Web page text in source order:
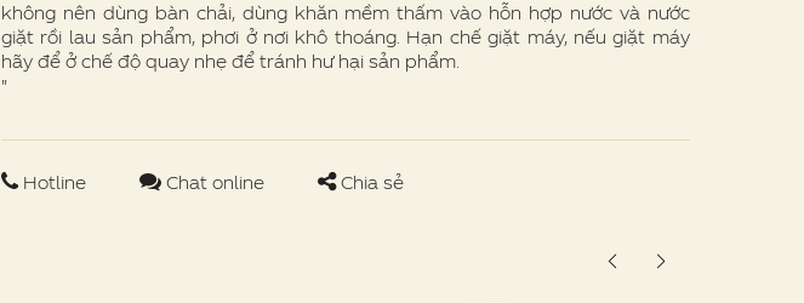
không nên dùng bàn chải, dùng khăn mềm thấm vào hỗn hợp nước và nước
giặt rồi lau sản phẩm, phơi ở nơi khô thoáng. Hạn chế giặt máy, nếu giặt máy
hãy để ở chế độ quay nhẹ để tránh hư hại sản phẩm.
"
Hotline Chat online Chia sẻ